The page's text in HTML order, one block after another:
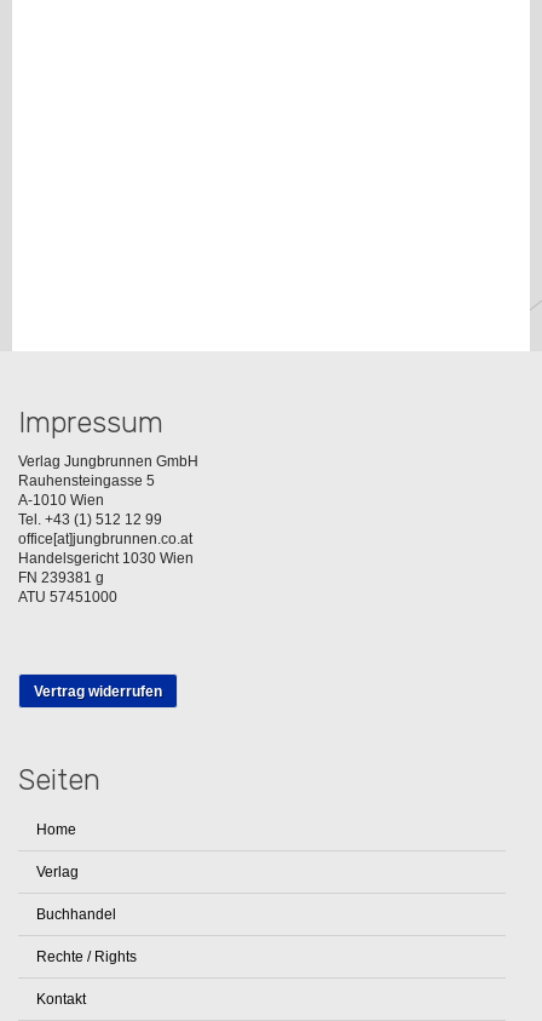
Impressum
Verlag Jungbrunnen GmbH
Rauhensteingasse 5
A-1010 Wien
Tel. +43 (1) 512 12 99
office[at]jungbrunnen.co.at
Handelsgericht 1030 Wien
FN 239381 g
ATU 57451000
Vertrag widerrufen
Seiten
Home
Verlag
Buchhandel
Rechte / Rights
Kontakt